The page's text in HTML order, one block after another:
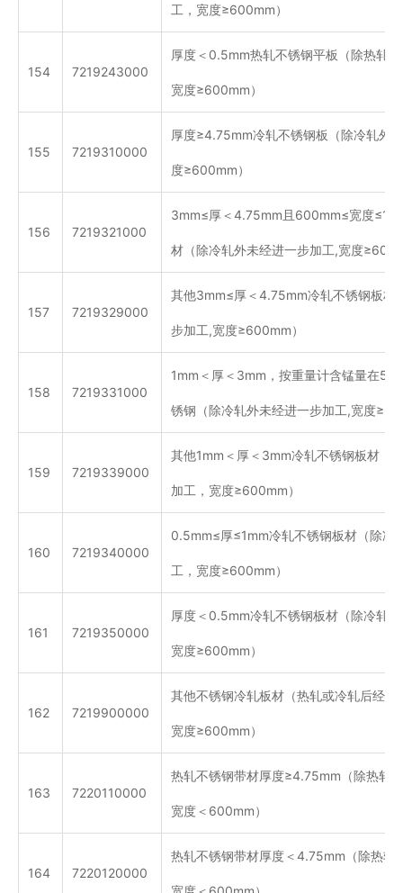
工，宽度≥600mm）
154 7219243000
厚度＜0.5mm热轧不锈钢平板（除热轧
宽度≥600mm）
155 7219310000
厚度≥4.75mm冷轧不锈钢板（除冷轧外
度≥600mm）
156 7219321000
3mm≤厚＜4.75mm且600mm≤宽度
材（除冷轧外未经进一步加工,宽度
157 7219329000
其他3mm≤厚＜4.75mm冷轧不锈钢板材
步加工,宽度≥600mm）
158 7219331000
1mm＜厚＜3mm，按重量计含锰量在
锈钢（除冷轧外未经进一步加工,宽度
159 7219339000
其他1mm＜厚＜3mm冷轧不锈钢板材（
加工，宽度≥600mm）
160 7219340000
0.5mm≤厚≤1mm冷轧不锈钢板材（除冷
工，宽度≥600mm）
161 7219350000
厚度＜0.5mm冷轧不锈钢板材（除冷轧
宽度≥600mm）
162 7219900000
其他不锈钢冷轧板材（热轧或冷轧后经进
宽度≥600mm）
163 7220110000
热轧不锈钢带材厚度≥4.75mm（除热轧
宽度＜600mm）
164 7220120000
热轧不锈钢带材厚度＜4.75mm（除热轧